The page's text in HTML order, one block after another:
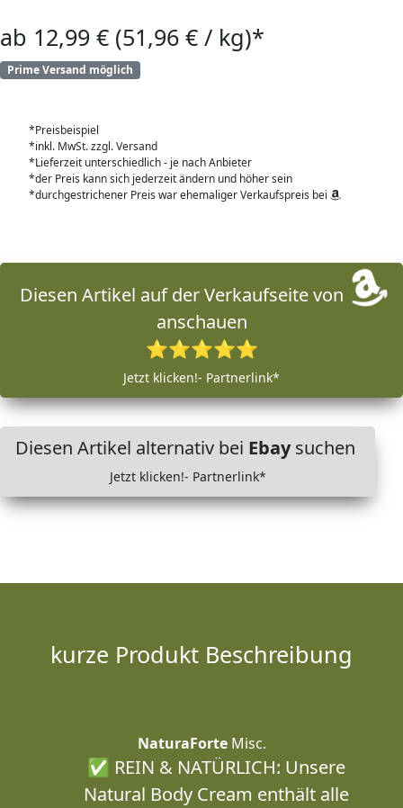
ab 12,99 € (51,96 € / kg)*
Prime Versand möglich
*Preisbeispiel
*inkl. MwSt. zzgl. Versand
*Lieferzeit unterschiedlich - je nach Anbieter
*der Preis kann sich jederzeit ändern und höher sein
*durchgestrichener Preis war ehemaliger Verkaufspreis bei
Diesen Artikel auf der Verkaufseite von
anschauen
⭐⭐⭐⭐⭐
Jetzt klicken!- Partnerlink*
Diesen Artikel alternativ bei Ebaysuchen
Jetzt klicken!- Partnerlink*
kurze Produkt Beschreibung
NaturaForteMisc.
✅ REIN & NATÜRLICH: Unsere
Natural Body Cream enthält alle